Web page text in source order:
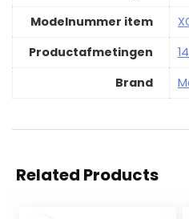
Modelnummer item
Productafmetingen
Brand
Related Products